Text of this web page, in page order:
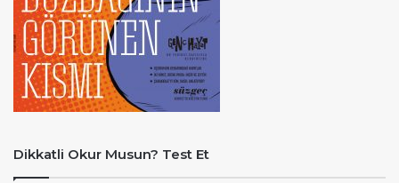
Dikkatli Okur Musun? Test Et